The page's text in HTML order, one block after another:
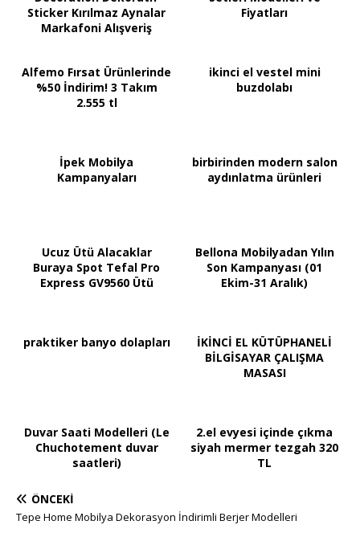
Sticker Kırılmaz Aynalar
Markafoni Alışveriş
Fiyatları
Alfemo Fırsat Ürünlerinde
%50 İndirim! 3 Takım
2.555 tl
ikinci el vestel mini
buzdolabı
İpek Mobilya
Kampanyaları
birbirinden modern salon
aydınlatma ürünleri
Ucuz Ütü Alacaklar
Buraya Spot Tefal Pro
Express GV9560 Ütü
Bellona Mobilyadan Yılın
Son Kampanyası (01
Ekim-31 Aralık)
praktiker banyo dolapları
İKİNCİ EL KÜTÜPHANELİ
BİLGİSAYAR ÇALIŞMA
MASASI
Duvar Saati Modelleri (Le
Chuchotement duvar
saatleri)
2.el evyesi içinde çıkma
siyah mermer tezgah 320
TL
ÖNCEKI
Tepe Home Mobilya Dekorasyon İndirimli Berjer Modelleri